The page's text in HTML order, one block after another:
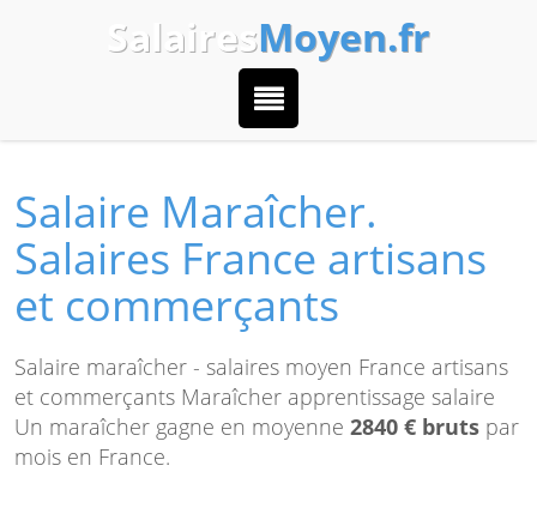
SalairesMoyen.fr
Salaire Maraîcher.
Salaires France artisans
et commerçants
Salaire maraîcher - salaires moyen France artisans
et commerçants Maraîcher apprentissage salaire
Un maraîcher gagne en moyenne 2840 € bruts par
mois en France.